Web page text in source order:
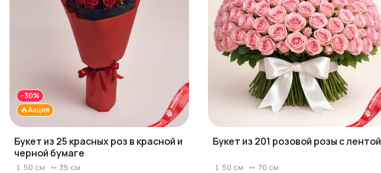
Акция
-30%
Букет из 25 красных роз в красной и
черной бумаге
50 см 35 см
Букет из 201 розовой розы с лентой
50 см 70 см